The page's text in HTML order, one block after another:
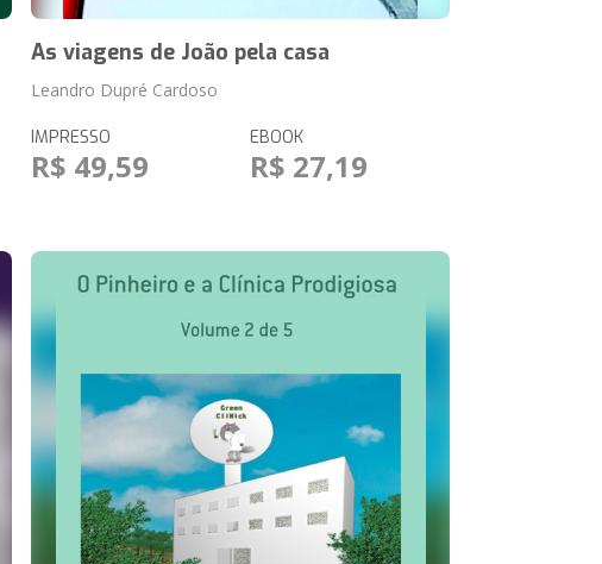
As viagens de João pela casa
Leandro Dupré Cardoso
IMPRESSO
R$ 49,59
EBOOK
R$ 27,19